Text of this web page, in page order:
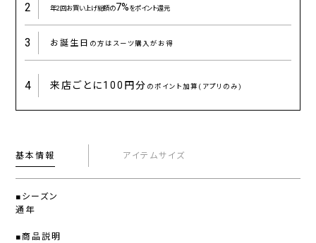
2 年2回お買い上げ総額の7%をポイント還元
3 お誕生日 の方はスーツ購入がお得
4 来店ごとに100円分 のポイント加算(アプリのみ)
基本情報 アイテムサイズ
■シーズン
通年
■商品説明